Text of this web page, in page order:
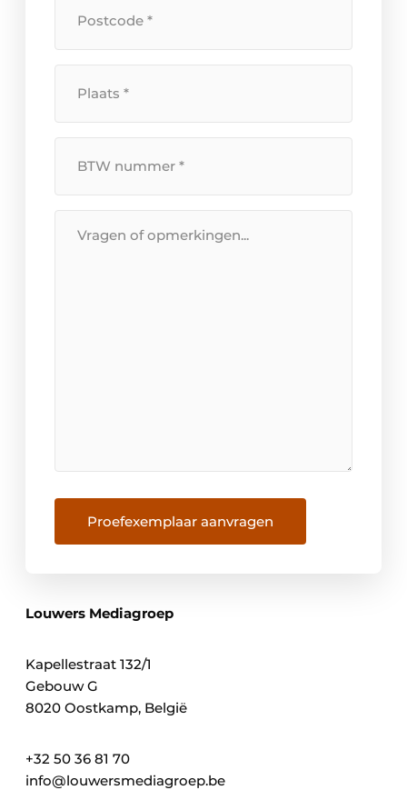
Nummer*
Proefexemplaar aanvragen
Louwers Mediagroep
Kapellestraat 132/1
Gebouw G
8020 Oostkamp, België
+32 50 36 81 70
info@louwersmediagroep.be